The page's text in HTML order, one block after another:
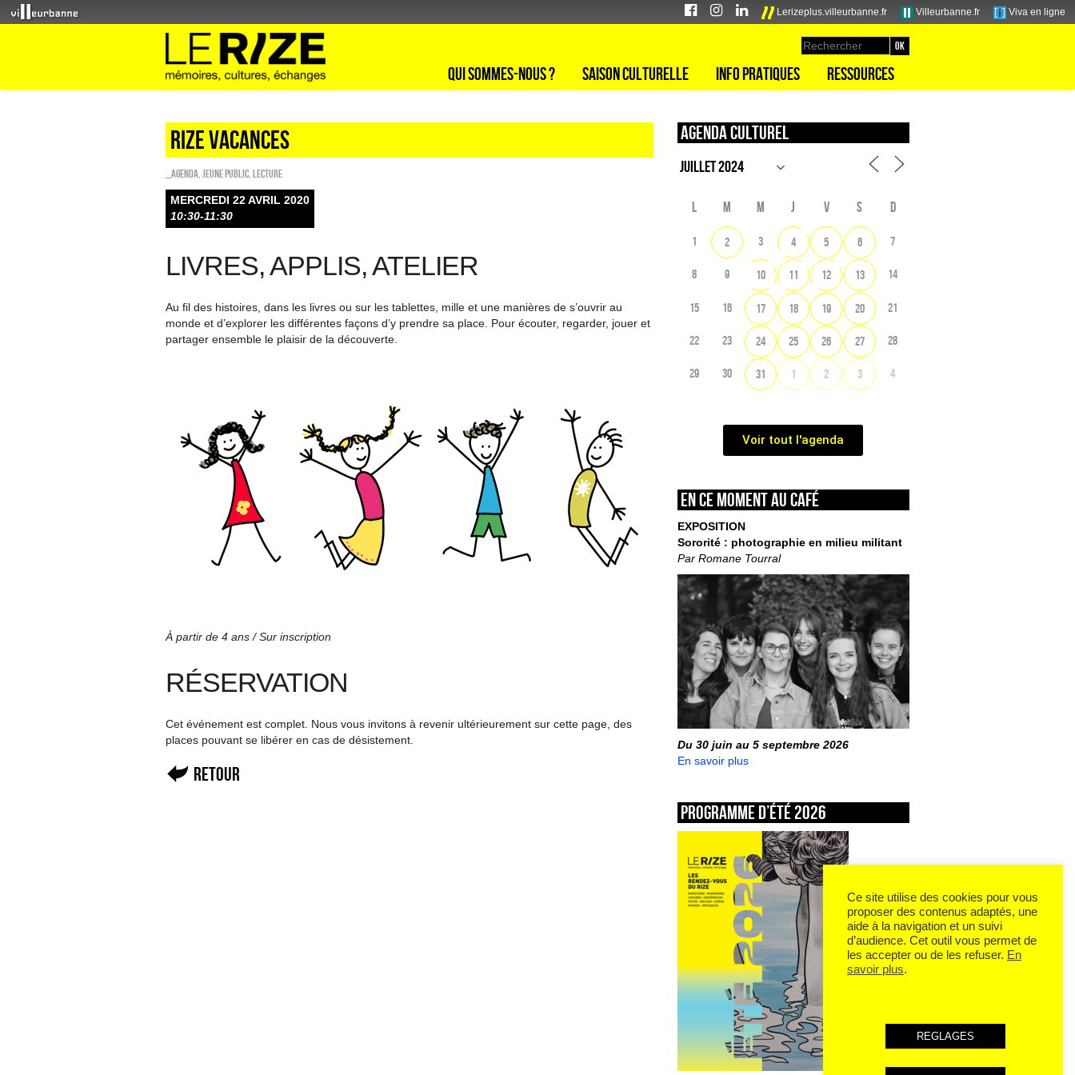
Lerizeplus.villeurbanne.fr Villeurbanne.fr Viva en ligne
Qui sommes-nous ? Saison culturelle Info pratiques Ressources
Rize vacances
_Agenda Jeune public Lecture
MERCREDI 22 AVRIL 2020
10:30-11:30
LIVRES, APPLIS, ATELIER
Au fil des histoires, dans les livres ou sur les tablettes, mille et une manières de s’ouvrir au
monde et d’explorer les différentes façons d’y prendre sa place. Pour écouter, regarder, jouer et
partager ensemble le plaisir de la découverte.
À partir de 4 ans / Sur inscription
RÉSERVATION
Cet événement est complet. Nous vous invitons à revenir ultérieurement sur cette page, des
places pouvant se libérer en cas de désistement.
Retour
Agenda culturel
L M M J V S D
1 2 3 4 5 6 7
8 9 10 11 12 13 14
15 16 17 18 19 20 21
22 23 24 25 26 27 28
29 30 31 1 2 3 4
Voir tout l'agenda
En ce moment au café
EXPOSITION
Sororité : photographie en milieu militant
Par Romane Tourral
Du 30 juin au 5 septembre 2026
En savoir plus
Programme d’été 2026
Ce site utilise des cookies pour vous
proposer des contenus adaptés, une
aide à la navigation et un suivi
d’audience. Cet outil vous permet de
les accepter ou de les refuser. En
savoir plus.
REGLAGES